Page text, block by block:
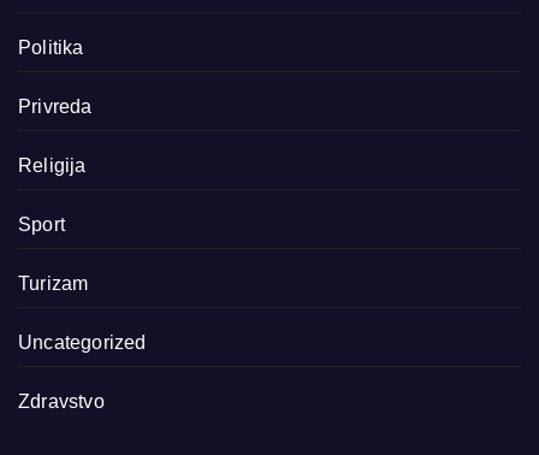
Politika
Privreda
Religija
Sport
Turizam
Uncategorized
Zdravstvo